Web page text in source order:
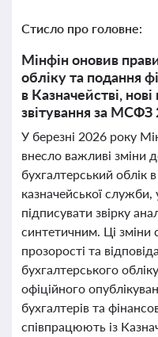
Стисло про головне:
Мінфін оновив
обліку та подання
в Казначействі,
звітування за МСФЗ
У березні 2026 року
внесло важливі зміни
бухгалтерський облік
казначейської
підписувати звірку
синтетичним. Ці зміни
прозорості та
бухгалтерського
офіційного
бухгалтерів та
співпрацюють із